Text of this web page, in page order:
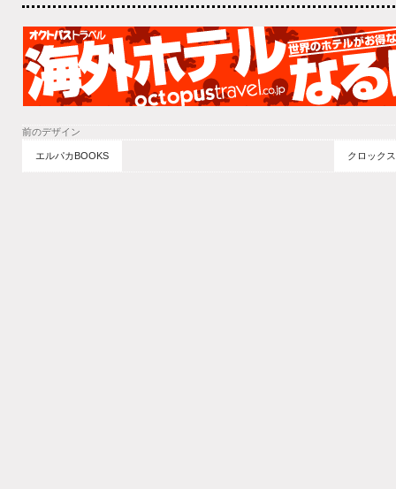
前のデザイン
エルパカBOOKS クロック